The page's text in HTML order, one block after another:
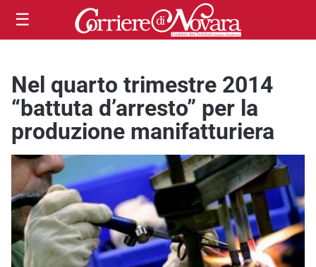
☰
Nel quarto trimestre 2014
“battuta d’arresto” per la
produzione manifatturiera